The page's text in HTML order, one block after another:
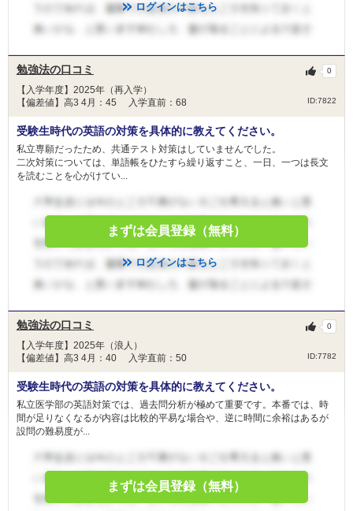
ログインはこちら
勉強法の口コミ
【入学年度】2025年（再入学）
【偏差値】高3 4月：45 入学直前：68
ID:7822
0
受験生時代の英語の対策を具体的に教えてください。
私立専願だったため、共通テスト対策はしていませんでした。
二次対策については、単語帳をひたすら繰り返すこと、一日、一つは長文
を読むことを心がけてい...
まずは会員登録（無料）
ログインはこちら
勉強法の口コミ
【入学年度】2025年（浪人）
【偏差値】高3 4月：40 入学直前：50
ID:7782
0
受験生時代の英語の対策を具体的に教えてください。
私立医学部の英語対策では、過去問分析が極めて重要です。本番では、時
間が足りなくなるが内容は比較的平易な場合や、逆に時間に余裕はあるが
設問の難易度が...
まずは会員登録（無料）